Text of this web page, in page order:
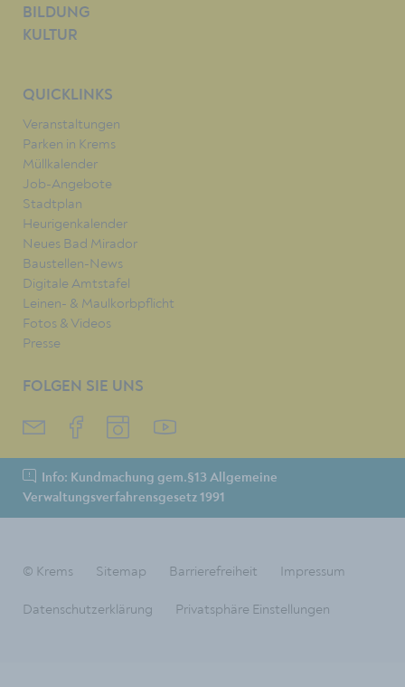
BILDUNG
KULTUR
QUICKLINKS
Veranstaltungen
Parken in Krems
Müllkalender
Job-Angebote
Stadtplan
Heurigenkalender
Neues Bad Mirador
Baustellen-News
Digitale Amtstafel
Leinen- & Maulkorbpflicht
Fotos & Videos
Presse
FOLGEN SIE UNS
Info: Kundmachung gem.§13 Allgemeine
Verwaltungsverfahrensgesetz 1991
© Krems Sitemap Barrierefreiheit Impressum
Datenschutzerklärung Privatsphäre Einstellungen